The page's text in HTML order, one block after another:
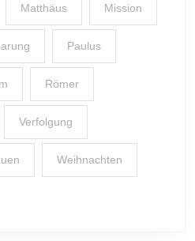
Matthäus Mission
Paulus
Römer
Verfolgung
Weihnachten